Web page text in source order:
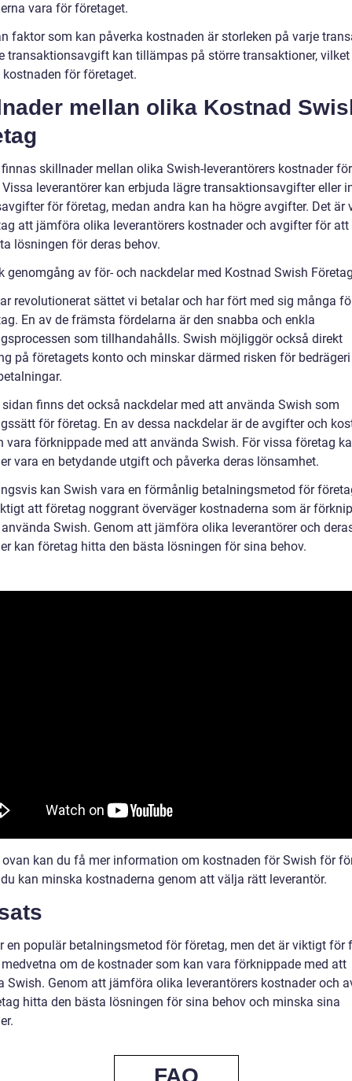
vara för företaget.
faktor som kan påverka kostnaden är storleken på varje
transaktionsavgift kan tillämpas på större transaktioner,
kostnaden för företaget.
mellan olika Kostnad
skillnader mellan olika Swish-leverantörers kostnader för
leverantörer kan erbjuda lägre transaktionsavgifter eller
för företag, medan andra kan ha högre avgifter. Det är
att jämföra olika leverantörers kostnader och avgifter för
lösningen för deras behov.
genomgång av för- och nackdelar med Kostnad Swish
revolutionerat sättet vi betalar och har fört med sig många
En av de främsta fördelarna är den snabba och enkla
som tillhandahålls. Swish möjliggör också direkt
på företagets konto och minskar därmed risken för
finns det också nackdelar med att använda Swish som
för företag. En av dessa nackdelar är de avgifter och
vara förknippade med att använda Swish. För vissa företag
vara en betydande utgift och påverka deras lönsamhet.
kan Swish vara en förmånlig betalningsmetod för
att företag noggrant överväger kostnaderna som är
Swish. Genom att jämföra olika leverantörer och
kan företag hitta den bästa lösningen för sina behov.
ovan kan du få mer information om kostnaden för Swish för
kan minska kostnaderna genom att välja rätt leverantör.
en populär betalningsmetod för företag, men det är viktigt för
om de kostnader som kan vara förknippade med att
Swish. Genom att jämföra olika leverantörers kostnader och
hitta den bästa lösningen för sina behov och minska sina
FAQ